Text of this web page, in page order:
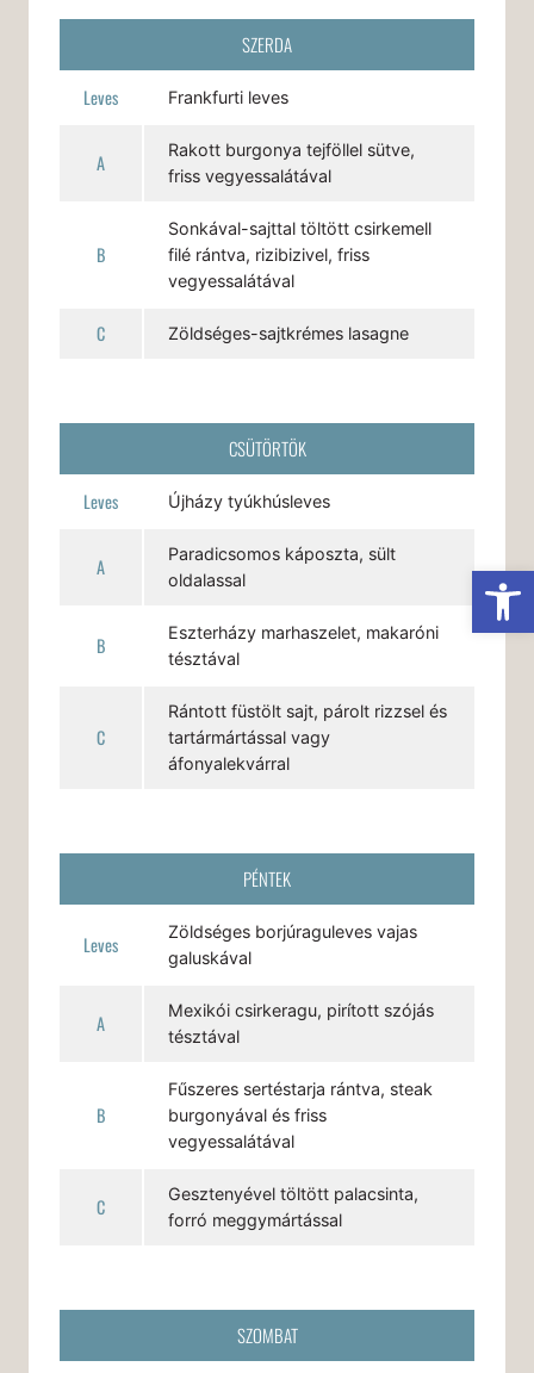
SZERDA
Leves Frankfurti leves
A
Rakott burgonya tejföllel sütve,
friss vegyessalátával
B
Sonkával-sajttal töltött csirkemell
filé rántva, rizibizivel, friss
vegyessalátával
C Zöldséges-sajtkrémes lasagne
CSÜTÖRTÖK
Leves Újházy tyúkhúsleves
A
Paradicsomos káposzta, sült
oldalassal
B
Eszterházy marhaszelet, makaróni
tésztával
C
Rántott füstölt sajt, párolt rizzsel és
tartármártással vagy
áfonyalekvárral
PÉNTEK
Leves
Zöldséges borjúraguleves vajas
galuskával
A
Mexikói csirkeragu, pirított szójás
tésztával
B
Fűszeres sertéstarja rántva, steak
burgonyával és friss
vegyessalátával
C
Gesztenyével töltött palacsinta,
forró meggymártással
SZOMBAT